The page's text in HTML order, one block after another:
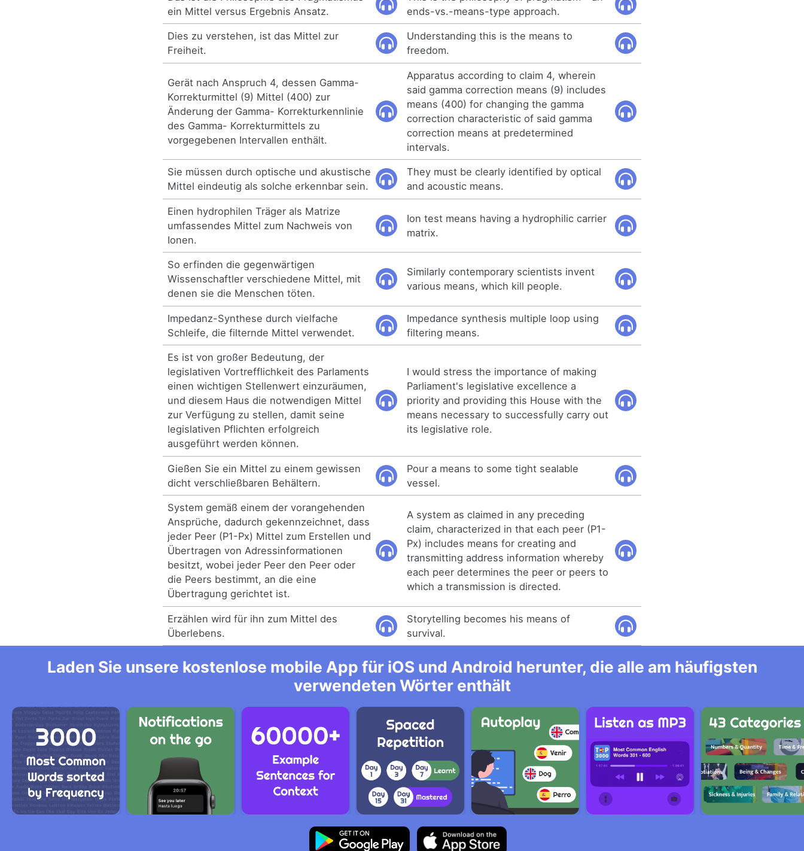
ein Mittel versus Ergebnis Ansatz.
ends-vs.-means-type approach.
Dies zu verstehen, ist das Mittel zur
Freiheit.
Understanding this is the means to
freedom.
Gerät nach Anspruch 4, dessen Gamma-
Korrekturmittel (9) Mittel (400) zur
Änderung der Gamma- Korrekturkennlinie
des Gamma- Korrekturmittels zu
vorgegebenen Intervallen enthält.
Apparatus according to claim 4, wherein
said gamma correction means (9) includes
means (400) for changing the gamma
correction characteristic of said gamma
correction means at predetermined
intervals.
Sie müssen durch optische und akustische
Mittel eindeutig als solche erkennbar sein.
They must be clearly identified by optical
and acoustic means.
Einen hydrophilen Träger als Matrize
umfassendes Mittel zum Nachweis von
Ionen.
Ion test means having a hydrophilic carrier
matrix.
So erfinden die gegenwärtigen
Wissenschaftler verschiedene Mittel, mit
denen sie die Menschen töten.
Similarly contemporary scientists invent
various means, which kill people.
Impedanz-Synthese durch vielfache
Schleife, die filternde Mittel verwendet.
Impedance synthesis multiple loop using
filtering means.
Es ist von großer Bedeutung, der
legislativen Vortrefflichkeit des Parlaments
einen wichtigen Stellenwert einzuräumen,
und diesem Haus die notwendigen Mittel
zur Verfügung zu stellen, damit seine
legislativen Pflichten erfolgreich
ausgeführt werden können.
I would stress the importance of making
Parliament's legislative excellence a
priority and providing this House with the
means necessary to successfully carry out
its legislative role.
Gießen Sie ein Mittel zu einem gewissen
dicht verschließbaren Behältern.
Pour a means to some tight sealable
vessel.
System gemäß einem der vorangehenden
Ansprüche, dadurch gekennzeichnet, dass
jeder Peer (P1-Px) Mittel zum Erstellen und
Übertragen von Adressinformationen
besitzt, wobei jeder Peer den Peer oder
die Peers bestimmt, an die eine
Übertragung gerichtet ist.
A system as claimed in any preceding
claim, characterized in that each peer (P1-
Px) includes means for creating and
transmitting address information whereby
each peer determines the peer or peers to
which a transmission is directed.
Erzählen wird für ihn zum Mittel des
Überlebens.
Storytelling becomes his means of
survival.
Laden Sie unsere kostenlose mobile App für iOS und Android herunter, die alle am häufigsten
verwendeten Wörter enthält